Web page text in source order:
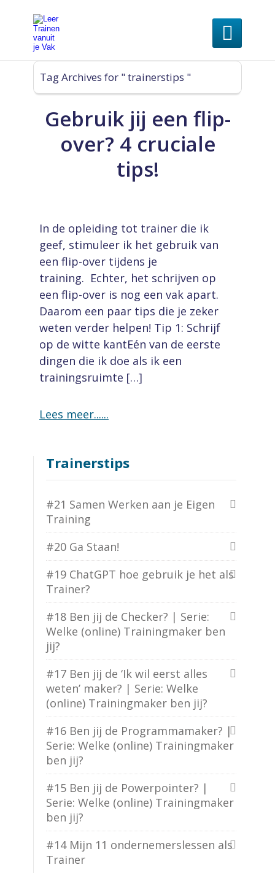

Tag Archives for " trainerstips "
Gebruik jij een flip-
over? 4 cruciale
tips!
In de opleiding tot trainer die ik
geef, stimuleer ik het gebruik van
een flip-over tijdens je
training. Echter, het schrijven op
een flip-over is nog een vak apart.
Daarom een paar tips die je zeker
weten verder helpen! Tip 1: Schrijf
op de witte kantEén van de eerste
dingen die ik doe als ik een
trainingsruimte […]
Lees meer...
Trainerstips
#21 Samen Werken aan je Eigen
Training
#20 Ga Staan!
#19 ChatGPT hoe gebruik je het als
Trainer?
#18 Ben jij de Checker? | Serie:
Welke (online) Trainingmaker ben
jij?
#17 Ben jij de ‘Ik wil eerst alles
weten’ maker? | Serie: Welke
(online) Trainingmaker ben jij?
#16 Ben jij de Programmamaker? |
Serie: Welke (online) Trainingmaker
ben jij?
#15 Ben jij de Powerpointer? |
Serie: Welke (online) Trainingmaker
ben jij?
#14 Mijn 11 ondernemerslessen als
Trainer